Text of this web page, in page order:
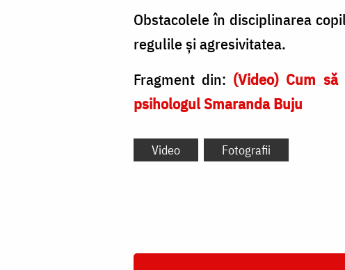
Obstacolele în disciplinarea
regulile și agresivitatea.
Fragment din: (Video) Cum
psihologul Smaranda Buju
Video Fotografii